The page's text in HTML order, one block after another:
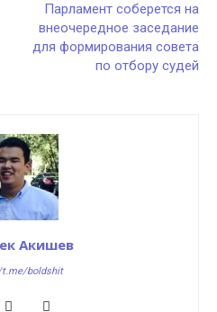
Парламент соберется на
внеочередное заседание
для формирования совета
по отбору судей
Акишев
boldshit